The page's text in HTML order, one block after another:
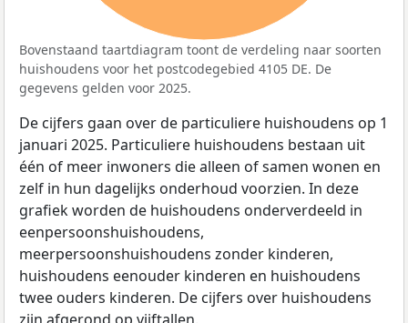
Bovenstaand taartdiagram toont de verdeling naar soorten
huishoudens voor het postcodegebied 4105 DE. De
gegevens gelden voor 2025.
De cijfers gaan over de particuliere huishoudens op 1
januari 2025. Particuliere huishoudens bestaan uit
één of meer inwoners die alleen of samen wonen en
zelf in hun dagelijks onderhoud voorzien. In deze
grafiek worden de huishoudens onderverdeeld in
eenpersoonshuishoudens,
meerpersoonshuishoudens zonder kinderen,
huishoudens eenouder kinderen en huishoudens
twee ouders kinderen. De cijfers over huishoudens